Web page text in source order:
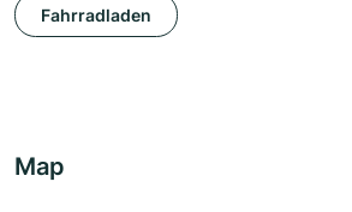
Fahrradladen
Map